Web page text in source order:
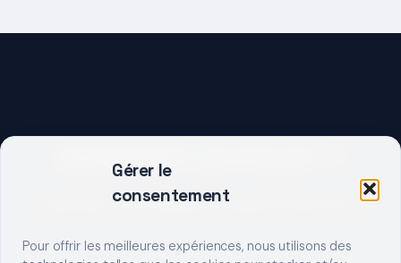
Gérer le
consentement
Pour offrir les meilleures expériences, nous utilisons des
DEMARRER UN PROJET ?
Décrivez votre besoin, trouvez le bon pro.